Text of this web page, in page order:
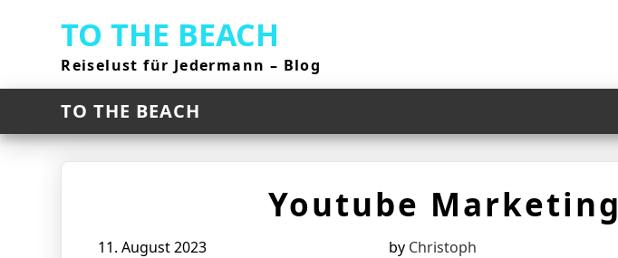
TO THE BEACH
Reiselust für Jedermann – Blog
TO THE BEACH
Youtube Marketing
11. August 2023 by Christoph